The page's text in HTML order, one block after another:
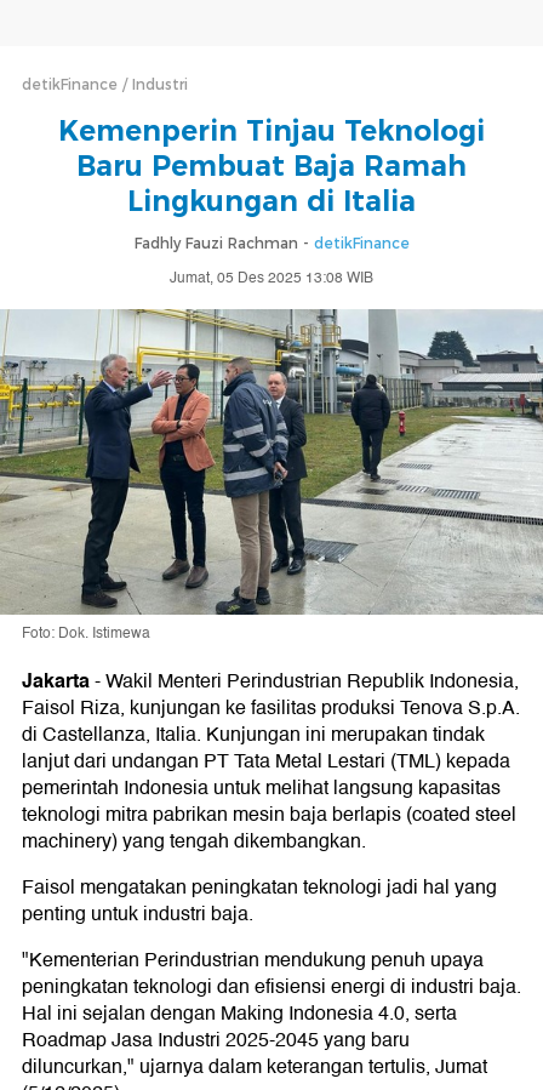
detikFinance Industri
Kemenperin Tinjau Teknologi
Baru Pembuat Baja Ramah
Lingkungan di Italia
Fadhly Fauzi Rachman - detikFinance
Jumat, 05 Des 2025 13:08 WIB
Foto: Dok. Istimewa
Jakarta-Wakil Menteri Perindustrian Republik Indonesia,
Faisol Riza, kunjungan ke fasilitas produksi Tenova S.p.A.
di Castellanza, Italia. Kunjungan ini merupakan tindak
lanjut dari undangan PT Tata Metal Lestari (TML) kepada
pemerintah Indonesia untuk melihat langsung kapasitas
teknologi mitra pabrikan mesin baja berlapis (coated steel
machinery) yang tengah dikembangkan.
Faisol mengatakan peningkatan teknologi jadi hal yang
penting untuk industri baja.
"Kementerian Perindustrian mendukung penuh upaya
peningkatan teknologi dan efisiensi energi di industri baja.
Hal ini sejalan dengan Making Indonesia 4.0, serta
Roadmap Jasa Industri 2025-2045 yang baru
diluncurkan," ujarnya dalam keterangan tertulis, Jumat